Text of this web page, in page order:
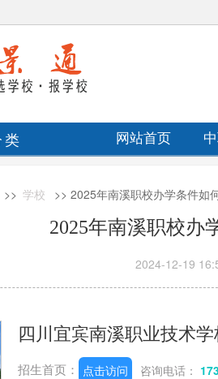
网站首页
>> 学校 >> 2025年南溪职校办学条件如
2025年南溪职校办
2024-12-19
四川宜宾南溪职业技术学
招生首页： 点击访问 咨询电话：